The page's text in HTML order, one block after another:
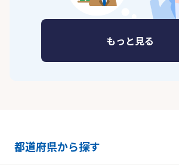
もっと見る
都道府県から探す